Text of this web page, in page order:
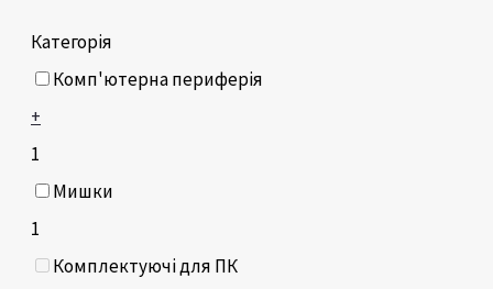
Категорія
Комп'ютерна периферія
+
1
Мишки
1
Комплектуючі для ПК